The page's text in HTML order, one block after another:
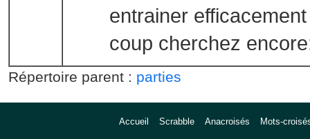
entrainer
coup cherchez
Répertoire parent : parties
Accueil Scrabble Anacroisés Mots-